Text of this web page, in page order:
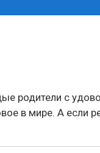
родители с
в мире. А если